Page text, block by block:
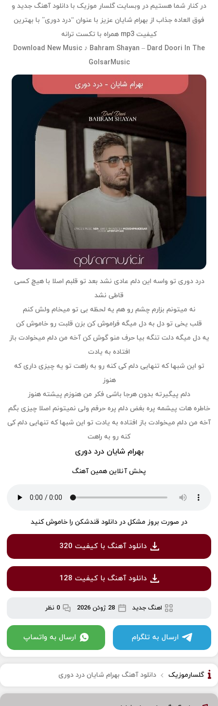
در کنار شما هستیم در وبسایت گلسار موزیک با دانلود آهنگ جدید و
فوق العاده جذاب از بهرام شایان عزیز با عنوان “درد دوری” با بهترین
کیفیت mp3 همراه با تکست ترانه
Download New Music ♪ Bahram Shayan – Dard Doori In The
GolsarMusic
درد دوری تو واسه این دلم عادی نشد بعد تو قلبم اصلا با هیچ کسی
قاطی نشد
نه میتونم بزارم چشم رو هم یه لحظه بی تو میخام ولش کنم
قلب یخی تو دل به دل میگه فراموش کن بزن قلبت رو خاموش کن
یه دل میگه دلت تنگه بیا حرف منو گوش کن آخه من دلم میخوادت باز
افتاده به یادت
تو این شبها که تنهایی دلم کی کنه رو به راهت تو یه چیزی داری که
هنوز
دلم پیگیرته بدون هرجا باشی فکر من هنوزم پیشته هنوز
خاطره هات پیشمه پره بغض دلم پره حرفم ولی نمیتونم اصلا چیزی بگم
آخه من دلم میخوادت باز افتاده به یادت تو این شبها که تنهایی دلم کی
کنه رو به راهت
بهرام شایان درد دوری
پخش آنلاین همین آهنگ
در صورت بروز مشکل در دانلود قندشکن را خاموش کنید
دانلود آهنگ با کیفیت 320
دانلود آهنگ با کیفیت 128
اهنگ جدید 28 ژوئن 2026 0 نظر
ارسال به تلگرام ارسال به واتساپ
گلسارموزیک دانلود آهنگ بهرام شایان درد دوری